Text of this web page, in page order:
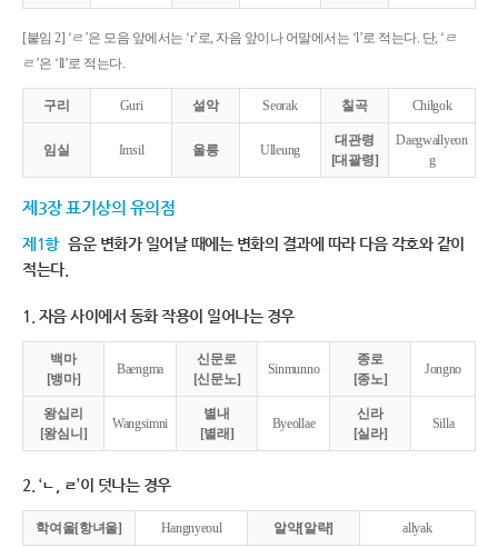
[붙임 2] ‘ㄹ’은 모음 앞에서는 ‘r’로, 자음 앞이나 어말에서는 ‘l’로 적는다. 단, ‘ㄹ
ㄹ’은 ‘ll’로 적는다.
구리 Guri 설악 Seorak 칠곡 Chilgok
임실 Imsil 울릉 Ulleung
대관령
[대괄령]
Daegwallyeon
g
제3장 표기상의 유의점
제1항 음운 변화가 일어날 때에는 변화의 결과에 따라 다음 각호와 같이
적는다.
1. 자음 사이에서 동화 작용이 일어나는 경우
백마
[뱅마]
Baengma
신문로
[신문노]
Sinmunno
종로
[종노]
Jongno
왕십리
[왕심니]
Wangsimni
별내
[별래]
Byeollae
신라
[실라]
Silla
2. ‘ㄴ, ㄹ’이 덧나는 경우
학여울[항녀울] Hangnyeoul 알약[알략] allyak